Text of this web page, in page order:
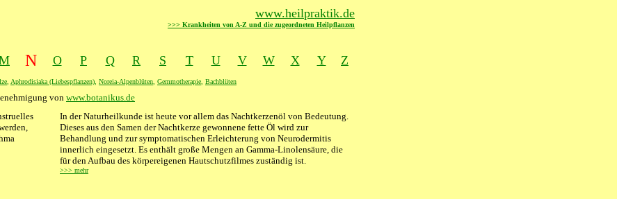
www.heilpraktik.de
>>> Krankheiten von A-Z und die zugeordneten Heilpflanzen
N O P Q R S T U V W X Y Z
Aphrodisiaka (Liebespflanzen) Noreia-Alpenblüten Gemmotherapie Bachblüten
vonwww.botanikus.de
In der Naturheilkunde ist heute vor allem das Nachtkerzenöl von Bedeutung.
Dieses aus den Samen der Nachtkerze gewonnene fette Öl wird zur
Behandlung und zur symptomatischen Erleichterung von Neurodermitis
innerlich eingesetzt. Es enthält große Mengen an Gamma-Linolensäure, die
für den Aufbau des körpereigenen Hautschutzfilmes zuständig ist.
>>> mehr